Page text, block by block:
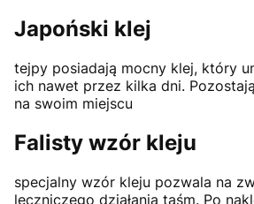
Japoński klej
tejpy posiadają mocny klej, który
ich nawet przez kilka dni.
na swoim miejscu
Falisty wzór kleju
specjalny wzór kleju pozwala na
leczniczego działania taśm. Po